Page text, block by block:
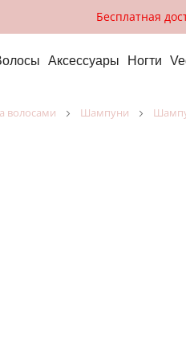
Бесплатная
Аксессуары Ногти
волосами шампуни